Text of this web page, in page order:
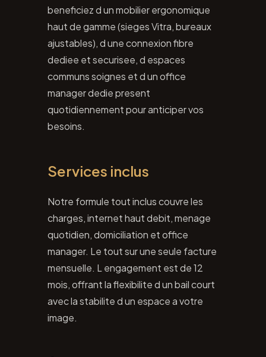
beneficiez d un mobilier ergonomique
haut de gamme (sieges Vitra, bureaux
ajustables), d une connexion fibre
dediee et securisee, d espaces
communs soignes et d un office
manager dedie present
quotidiennement pour anticiper vos
besoins.
Services inclus
Notre formule tout inclus couvre les
charges, internet haut debit, menage
quotidien, domiciliation et office
manager. Le tout sur une seule facture
mensuelle. L engagement est de 12
mois, offrant la flexibilite d un bail court
avec la stabilite d un espace a votre
image.